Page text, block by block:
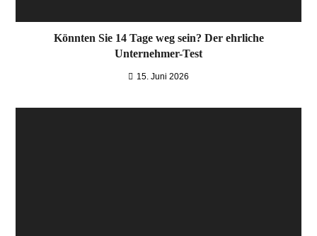
Könnten Sie 14 Tage weg sein? Der ehrliche
Unternehmer-Test
15. Juni 2026